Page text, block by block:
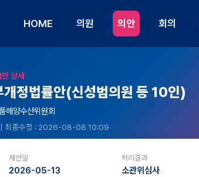
HOME 의원 의안 회의
안 상세
정법률안(신성범의원 등 10인)
해양수산위원회
| 최종수정 : 2026-08-08 10:09
제안일
2026-05-13
처리결과
소관위심사